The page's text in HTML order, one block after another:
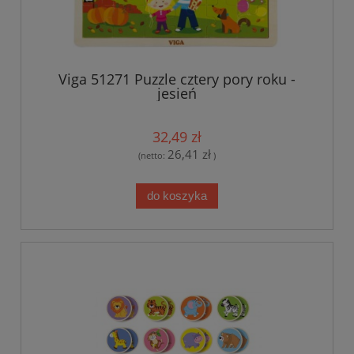
Viga 51271 Puzzle cztery pory roku -
jesień
32,49 zł
(netto: 26,41 zł )
do koszyka